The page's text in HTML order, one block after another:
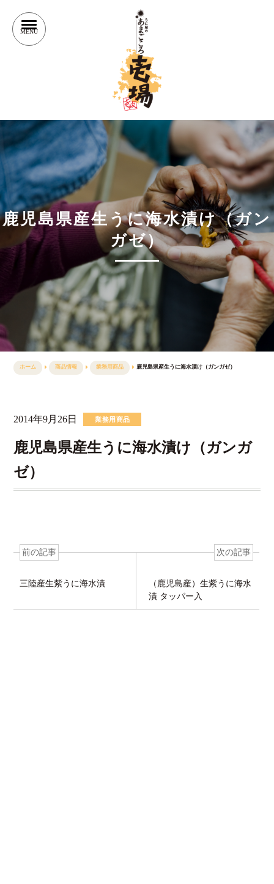
鹿児島県産生うに海水漬け（ガン
ガゼ）
ホーム 商品情報 業務用商品 鹿児島県産生うに海水漬け（ガンガゼ）
2014年9月26日 業務用商品
鹿児島県産生うに海水漬け（ガンガ
ゼ）
前の記事
三陸産生紫うに海水漬
次の記事
（鹿児島産）生紫うに海水
漬 タッパー入